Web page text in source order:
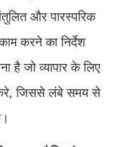
और पारस्परिक
करने का निर्देश
है जो व्यापार के लिए
करे, जिससे लंबे समय से